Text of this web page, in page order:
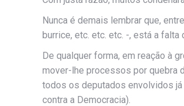
Nunca é demais lembrar que,
burrice, etc. etc. etc. -, está a falta
De qualquer forma, em reação à
mover-lhe processos por quebra
todos os deputados envolvidos
contra a Democracia).